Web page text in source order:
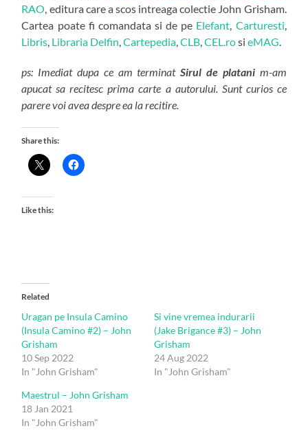
RAO, editura care a scos intreaga colectie John Grisham.
Cartea poate fi comandata si de pe Elefant, Carturesti,
Libris, Libraria Delfin,Cartepedia,CLB,CEL.rosieMAG.
ps: Imediat dupa ce am terminatSirul de platanim-am
apucat sa recitesc prima carte a autorului. Sunt curios ce
parere voi avea despre ea la recitire.
Share this:
Like this:
Related
Uragan pe Insula Camino
(Insula Camino #2) – John
Grisham
10 Sep 2022
In "John Grisham"
Si vine vremea indurarii
(Jake Brigance #3) – John
Grisham
24 Aug 2022
In "John Grisham"
Maestrul – John Grisham
18 Jan 2021
In "John Grisham"